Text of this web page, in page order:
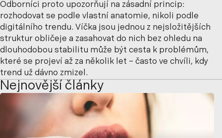
Odborníci proto upozorňují na zásadní princip:
rozhodovat se podle vlastní anatomie, nikoli podle
digitálního trendu. Víčka jsou jednou z nejsložitějších
struktur obličeje a zasahovat do nich bez ohledu na
dlouhodobou stabilitu může být cesta k problémům,
které se projeví až za několik let – často ve chvíli, kdy
trend už dávno zmizel.
Nejnovější články